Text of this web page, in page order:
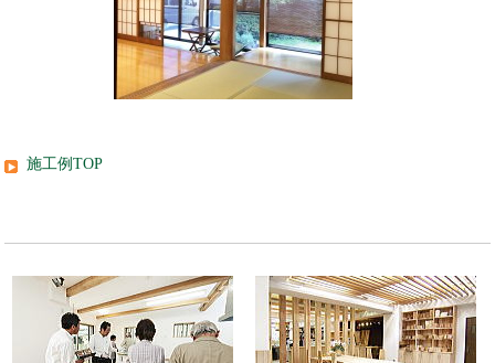
施工例TOP